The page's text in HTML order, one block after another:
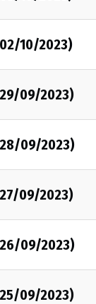
10/2023)
09/2023)
09/2023)
09/2023)
09/2023)
09/2023)